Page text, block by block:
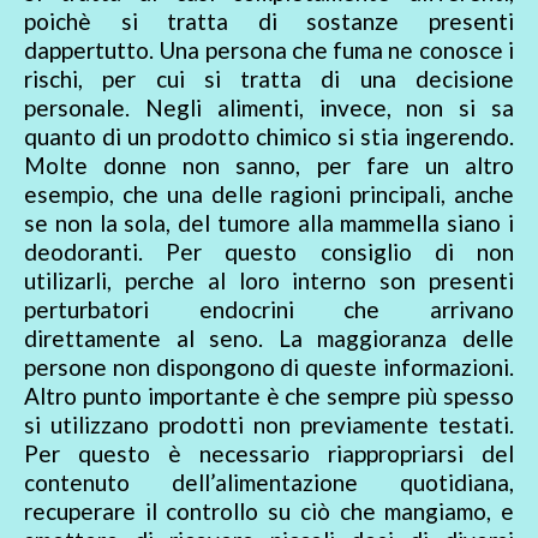
poichè si tratta di sostanze presenti
dappertutto. Una persona che fuma ne conosce i
rischi, per cui si tratta di una decisione
personale. Negli alimenti, invece, non si sa
quanto di un prodotto chimico si stia ingerendo.
Molte donne non sanno, per fare un altro
esempio, che una delle ragioni principali, anche
se non la sola, del tumore alla mammella siano i
deodoranti. Per questo consiglio di non
utilizarli, perche al loro interno son presenti
perturbatori endocrini che arrivano
direttamente al seno. La maggioranza delle
persone non dispongono di queste informazioni.
Altro punto importante è che sempre più spesso
si utilizzano prodotti non previamente testati.
Per questo è necessario riappropriarsi del
contenuto dell’alimentazione quotidiana,
recuperare il controllo su ciò che mangiamo, e